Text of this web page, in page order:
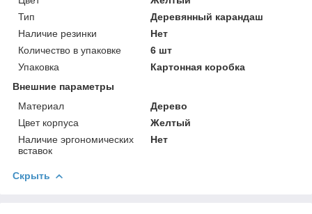
Тип
Деревянный карандаш
Наличие резинки
Нет
Количество в упаковке
6 шт
Упаковка
Картонная коробка
Внешние параметры
Материал
Дерево
Цвет корпуса
Желтый
Наличие эргономических
вставок
Нет
Скрыть